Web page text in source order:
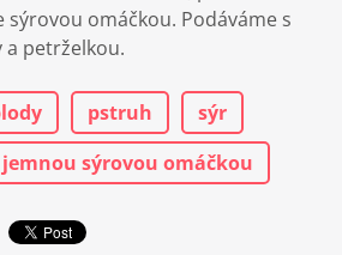
omáčkou. Podáváme s
petrželkou.
pstruh
sýr
sýrovou omáčkou